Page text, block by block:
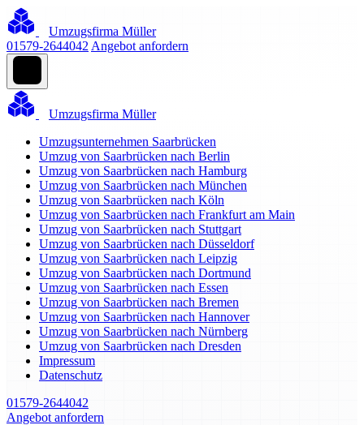
Umzugsfirma Müller
01579-2644042 Angebot anfordern
Umzugsfirma Müller
Umzugsunternehmen Saarbrücken
Umzug von Saarbrücken nach Berlin
Umzug von Saarbrücken nach Hamburg
Umzug von Saarbrücken nach München
Umzug von Saarbrücken nach Köln
Umzug von Saarbrücken nach Frankfurt am Main
Umzug von Saarbrücken nach Stuttgart
Umzug von Saarbrücken nach Düsseldorf
Umzug von Saarbrücken nach Leipzig
Umzug von Saarbrücken nach Dortmund
Umzug von Saarbrücken nach Essen
Umzug von Saarbrücken nach Bremen
Umzug von Saarbrücken nach Hannover
Umzug von Saarbrücken nach Nürnberg
Umzug von Saarbrücken nach Dresden
Impressum
Datenschutz
01579-2644042
Angebot anfordern